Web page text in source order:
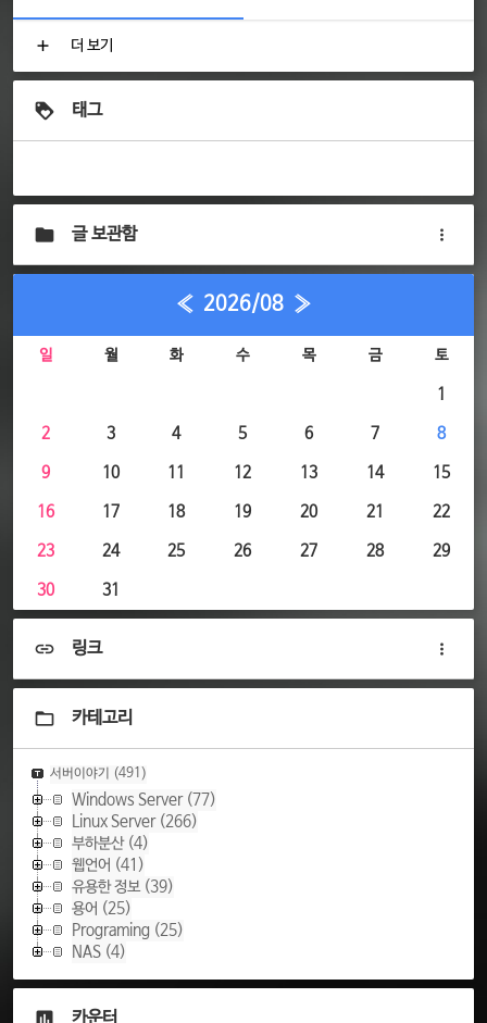
더 보기
태그
글 보관함
« 2026/08 »
일 월 화 수 목 금 토
1
2 3 4 5 6 7 8
9 10 11 12 13 14 15
16 17 18 19 20 21 22
23 24 25 26 27 28 29
30 31
링크
카테고리
서버이야기 (491)
Windows Server(77)
Linux Server(266)
부하분산(4)
웹언어 (41)
유용한 정보(39)
용어 (25)
Programing (25)
NAS (4)
카운터